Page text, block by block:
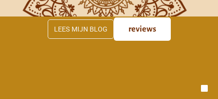
LEES MIJN BLOG reviews